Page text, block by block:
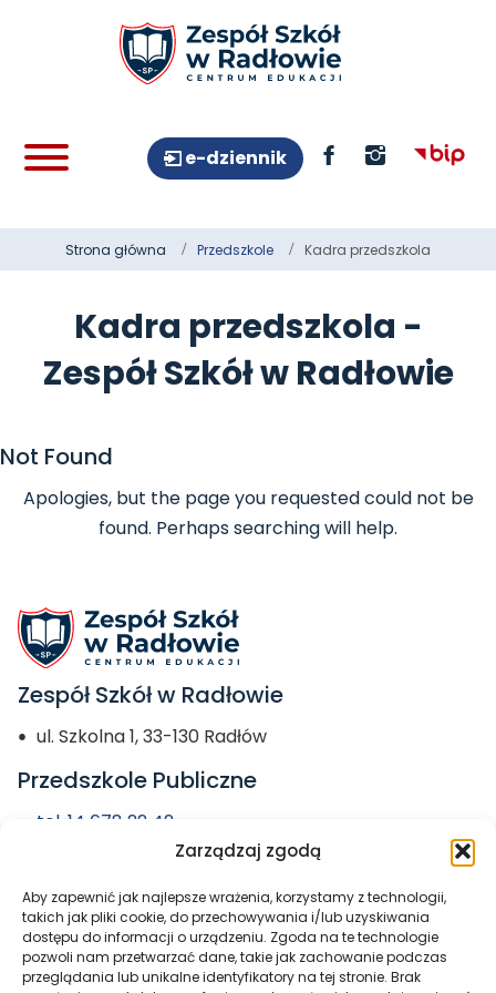
Zarządzaj zgodą
Aby zapewnić jak najlepsze wrażenia, korzystamy z technologii,
takich jak pliki cookie, do przechowywania i/lub uzyskiwania
dostępu do informacji o urządzeniu. Zgoda na te technologie
pozwoli nam przetwarzać dane, takie jak zachowanie podczas
przeglądania lub unikalne identyfikatory na tej stronie. Brak
e-dziennik
Strona główna Przedszkole Kadra przedszkola
Kadra przedszkola -
Zespół Szkół w Radłowie
Not Found
Apologies, but the page you requested could not be
found. Perhaps searching will help.
Zespół Szkół w Radłowie
ul. Szkolna 1, 33-130 Radłów
Przedszkole Publiczne
tel. 14 678 22 42
przedszkole@zs-radlow.pl
Miasto i Gmina
Radłów